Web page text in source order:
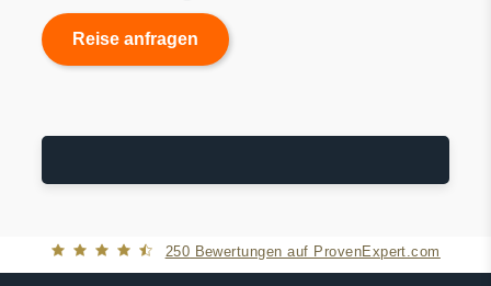
250 Bewertungen auf ProvenExpert.com